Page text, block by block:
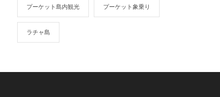
プーケット島内観光 プーケット象乗り
ラチャ島